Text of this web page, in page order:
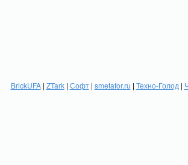
BrickUFA| ZTark| Софт| smetafor.ru | Техно-Голод |